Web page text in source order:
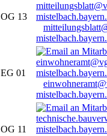
OG 13
EG 01
OG 11